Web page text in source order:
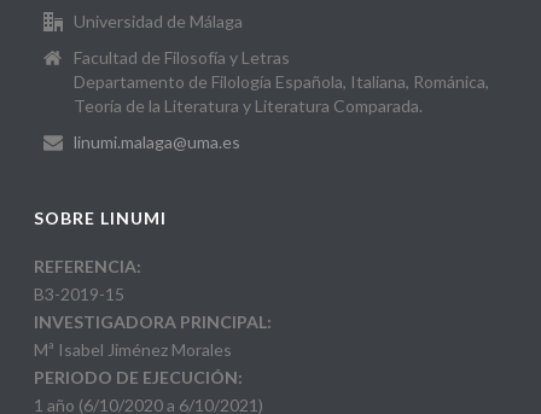
Universidad de Málaga
Facultad de Filosofía y Letras
Departamento de Filología Española, Italiana, Románica,
Teoría de la Literatura y Literatura Comparada.
linumi.malaga@uma.es
SOBRE LINUMI
REFERENCIA:
B3-2019-15
INVESTIGADORA PRINCIPAL:
Mª Isabel Jiménez Morales
PERIODO DE EJECUCIÓN:
1 año (6/10/2020 a 6/10/2021)